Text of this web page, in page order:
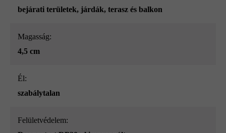
bejárati területek, járdák, terasz és balkon
Magasság:
4,5 cm
él:
szabálytalan
Felületvédelem: